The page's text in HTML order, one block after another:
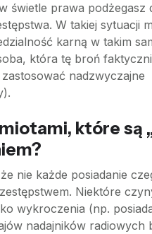
świetle prawa podżegasz
W takiej sytuacji
karną w takim
która tę broń
nadzwyczajne
które są
nie każde posiadanie
Niektóre
wykroczenia (np.
nadajników radiowych